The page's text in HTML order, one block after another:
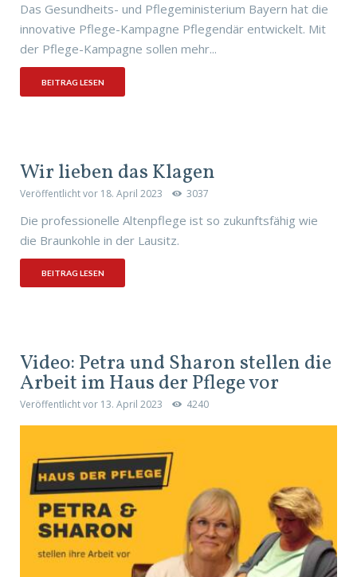
Das Gesundheits- und Pflegeministerium Bayern hat die
innovative Pflege-Kampagne Pflegendär entwickelt. Mit
der Pflege-Kampagne sollen mehr...
BEITRAG LESEN
Wir lieben das Klagen
Veröffentlicht vor 18. April 2023 3037
Die professionelle Altenpflege ist so zukunftsfähig wie
die Braunkohle in der Lausitz.
BEITRAG LESEN
Video: Petra und Sharon stellen die
Arbeit im Haus der Pflege vor
Veröffentlicht vor 13. April 2023 4240